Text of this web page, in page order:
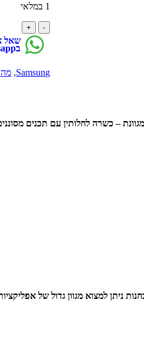
1 במלאי
סמארטפון
מהדרין
פלוס
Galaxy
A12
שאל
בWhatssapp
Samsung
,
– כשרה לחלותין עם תכנים